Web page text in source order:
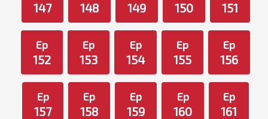
147 148 149 150 151
Ep
152
Ep
153
Ep
154
Ep
155
Ep
156
Ep
157
Ep
158
Ep
159
Ep
160
Ep
161